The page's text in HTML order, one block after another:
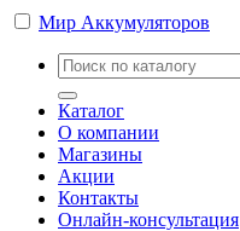
Мир Аккумуляторов
Каталог
О компании
Магазины
Акции
Контакты
Онлайн-консультация